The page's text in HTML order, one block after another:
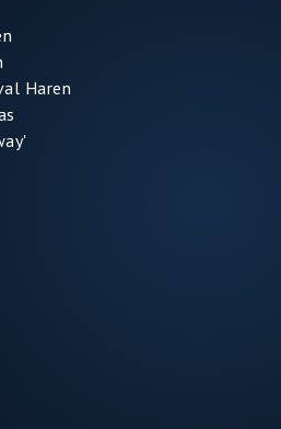
Haren